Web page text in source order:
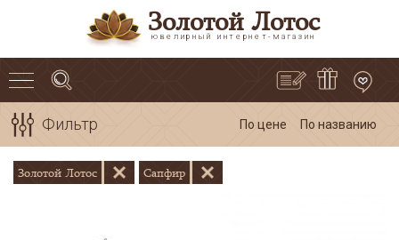
Золотой Лотос
ювелирный интернет-магазин
Фильтр По цене По названию
Золотой Лотос Сапфир